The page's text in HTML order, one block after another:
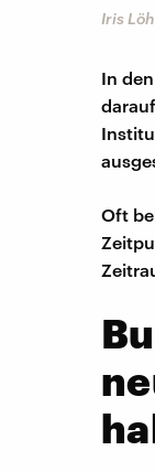
Iris
In
Oft